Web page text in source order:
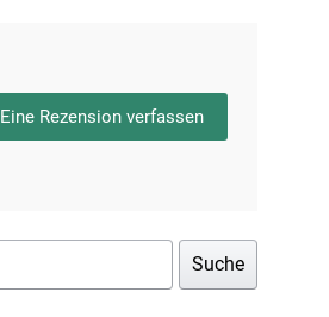
Eine Rezension verfassen
Suche